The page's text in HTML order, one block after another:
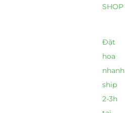
SHOP
Đặt
hoa
nhanh
ship
2-3h